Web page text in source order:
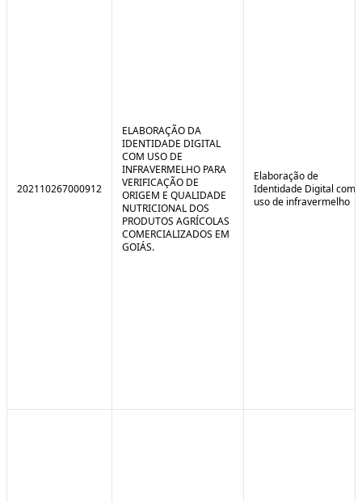
202110267000912
ELABORAÇÃO DA
IDENTIDADE DIGITAL
COM USO DE
INFRAVERMELHO PARA
VERIFICAÇÃO DE
ORIGEM E QUALIDADE
NUTRICIONAL DOS
PRODUTOS AGRÍCOLAS
COMERCIALIZADOS EM
GOIÁS.
Elaboração de
Identidade Digital com
uso de infravermelho